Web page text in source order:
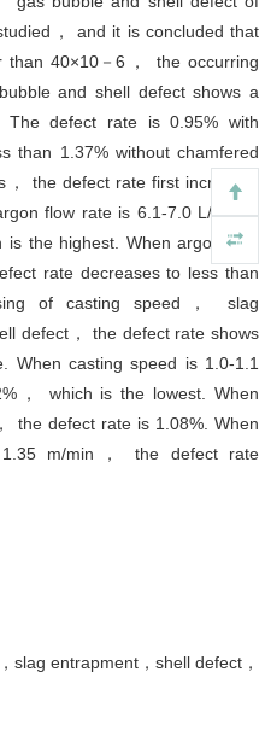
， and it is concluded that
than 40×10－6， the occurring
and shell defect shows a
The defect rate is 0.95% with
than 1.37% without chamfered
the defect rate first increases
flow rate is 6.1-7.0 L/min，
the highest. When argon flow
rate decreases to less than
of casting speed， slag
defect， the defect rate shows
When casting speed is 1.0-1.1
， which is the lowest. When
the defect rate is 1.08%. When
m/min， the defect rate
slag entrapment，shell defect，